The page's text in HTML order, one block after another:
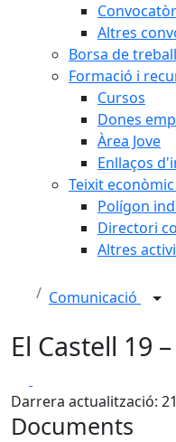
Altres
Borsa de treball
Formació i
Cursos
Dones
Àrea Jove
Enllaços
Teixit
Polígon
Directori
Altres
Comunicació
El Castell 19
Darrera actualització:
Documents